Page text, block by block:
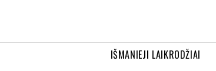
IŠMANIEJI LAIKRODŽIAI